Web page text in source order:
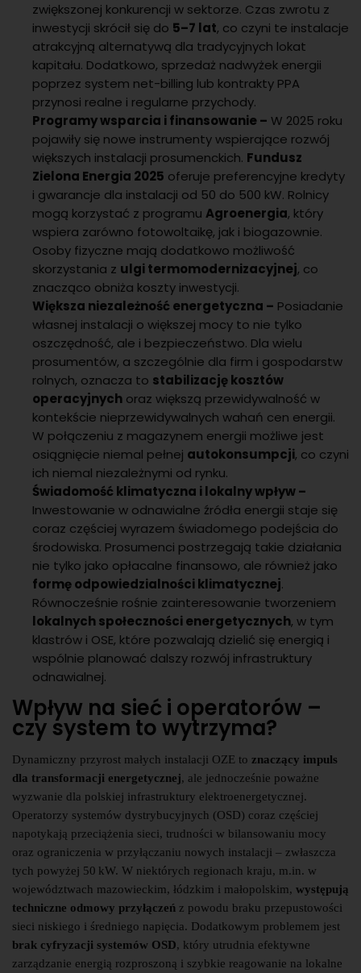
zwiększonej konkurencji w sektorze. Czas zwrotu z
inwestycji skrócił się do 5–7 lat, co czyni te instalacje
atrakcyjną alternatywą dla tradycyjnych lokat
kapitału. Dodatkowo, sprzedaż nadwyżek energii
poprzez system net-billing lub kontrakty PPA
przynosi realne i regularne przychody.
Programy wsparcia i finansowanie – W 2025 roku
pojawiły się nowe instrumenty wspierające rozwój
większych instalacji prosumenckich. Fundusz
Zielona Energia 2025 oferuje preferencyjne kredyty
i gwarancje dla instalacji od 50 do 500 kW. Rolnicy
mogą korzystać z programu Agroenergia, który
wspiera zarówno fotowoltaikę, jak i biogazownie.
Osoby fizyczne mają dodatkowo możliwość
skorzystania z ulgi termomodernizacyjnej, co
znacząco obniża koszty inwestycji.
Większa niezależność energetyczna – Posiadanie
własnej instalacji o większej mocy to nie tylko
oszczędność, ale i bezpieczeństwo. Dla wielu
prosumentów, a szczególnie dla firm i gospodarstw
rolnych, oznacza to stabilizację kosztów
operacyjnych oraz większą przewidywalność w
kontekście nieprzewidywalnych wahań cen energii.
W połączeniu z magazynem energii możliwe jest
osiągnięcie niemal pełnej autokonsumpcji, co czyni
ich niemal niezależnymi od rynku.
Świadomość klimatyczna i lokalny wpływ –
Inwestowanie w odnawialne źródła energii staje się
coraz częściej wyrazem świadomego podejścia do
środowiska. Prosumenci postrzegają takie działania
nie tylko jako opłacalne finansowo, ale również jako
formę odpowiedzialności klimatycznej.
Równocześnie rośnie zainteresowanie tworzeniem
lokalnych społeczności energetycznych, w tym
klastrów i OSE, które pozwalają dzielić się energią i
wspólnie planować dalszy rozwój infrastruktury
odnawialnej.
Wpływ na sieć i operatorów –
czy system to wytrzyma?
Dynamiczny przyrost małych instalacji OZE to znaczący impuls
dla transformacji energetycznej, ale jednocześnie poważne
wyzwanie dla polskiej infrastruktury elektroenergetycznej.
Operatorzy systemów dystrybucyjnych (OSD) coraz częściej
napotykają przeciążenia sieci, trudności w bilansowaniu mocy
oraz ograniczenia w przyłączaniu nowych instalacji – zwłaszcza
tych powyżej 50 kW. W niektórych regionach kraju, m.in. w
województwach mazowieckim, łódzkim i małopolskim, występują
techniczne odmowy przyłączeń z powodu braku przepustowości
sieci niskiego i średniego napięcia. Dodatkowym problemem jest
brak cyfryzacji systemów OSD, który utrudnia efektywne
zarządzanie energią rozproszoną i szybkie reagowanie na lokalne